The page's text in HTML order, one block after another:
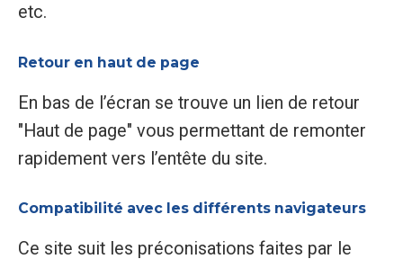
etc.
Retour en haut de page
En bas de l’écran se trouve un lien de retour
"Haut de page" vous permettant de remonter
rapidement vers l’entête du site.
Compatibilité avec les différents navigateurs
Ce site suit les préconisations faites par le